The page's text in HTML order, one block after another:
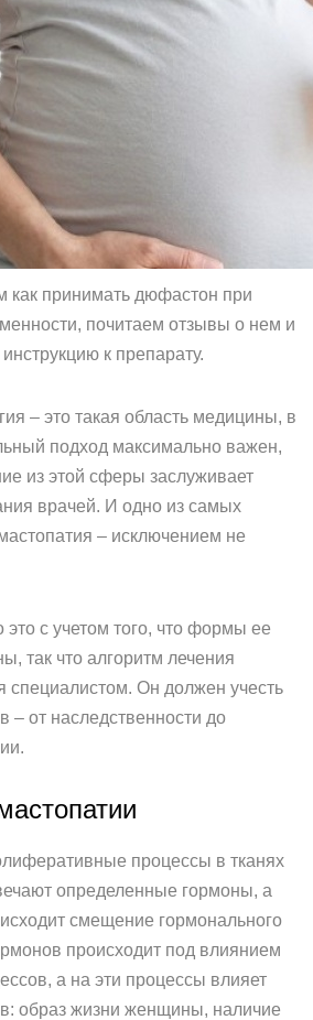
как принимать дюфастон при
почитаем отзывы о нем и
к препарату.
– это такая область медицины, в
подход максимально важен,
из этой сферы заслуживает
врачей. И одно из самых
– исключением не
это с учетом того, что формы ее
так что алгоритм лечения
специалистом. Он должен учесть
– от наследственности до
процессы в тканях
определенные гормоны, а
смещение гормонального
происходит под влиянием
а на эти процессы влияет
образ жизни женщины, наличие